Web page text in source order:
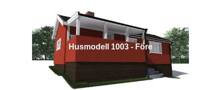
Husmodell 1003 - Före